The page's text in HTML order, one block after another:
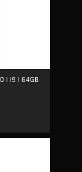
| i9 | 64GB